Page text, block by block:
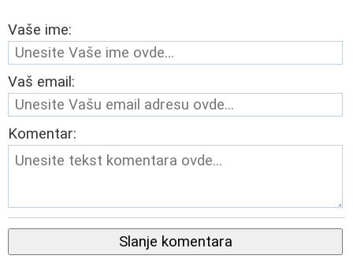
Vaše ime:
Vaš email:
Komentar:
Slanje komentara